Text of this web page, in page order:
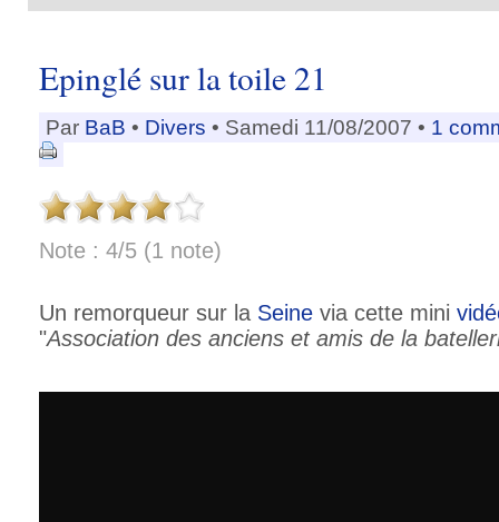
Epinglé sur la toile 21
Par BaB • Divers • Samedi 11/08/2007 • 1
Note : 4/5 (1 note)
Un remorqueur sur la Seine via cette mini
"Association des anciens et amis de la